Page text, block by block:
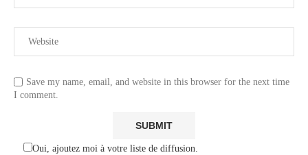
Save my name, email, and website in this browser for the next time
I comment.
Oui, ajoutez moi à votre liste de diffusion.